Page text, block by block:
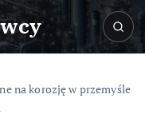
na korozję w przemyśle